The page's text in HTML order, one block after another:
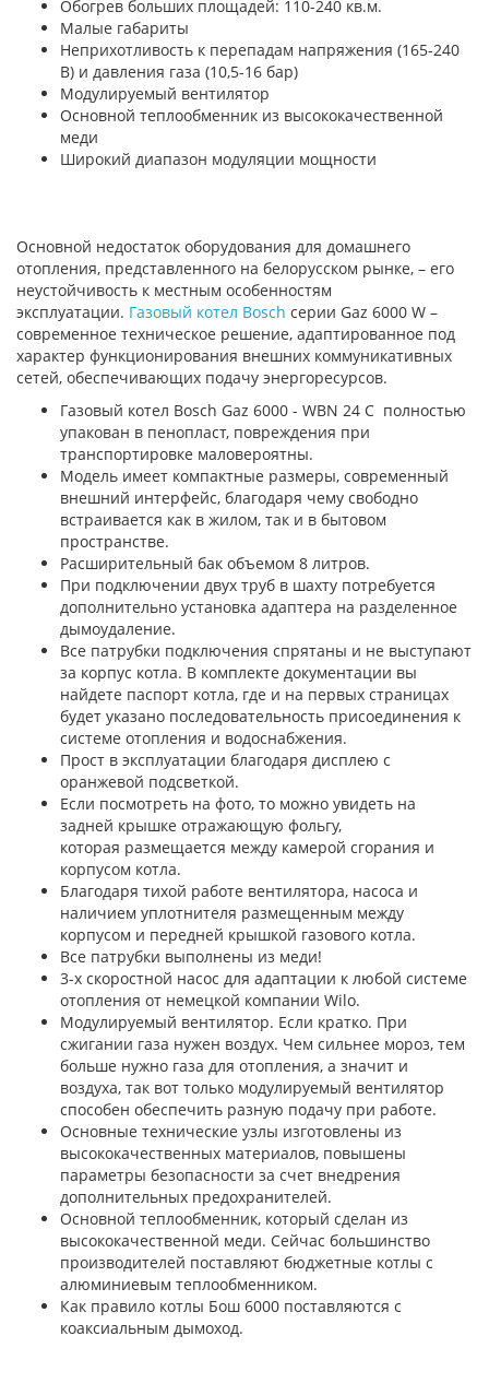
Обогрев больших площадей: 110-240 кв.м.
Малые габариты
Неприхотливость к перепадам напряжения (165-240
В) и давления газа (10,5-16 бар)
Модулируемый вентилятор
Основной теплообменник из высококачественной
меди
Широкий диапазон модуляции мощности
Основной недостаток оборудования для домашнего
отопления, представленного на белорусском рынке, – его
неустойчивость к местным особенностям
эксплуатации. Газовый котел Bosch серии Gaz 6000 W –
современное техническое решение, адаптированное под
характер функционирования внешних коммуникативных
сетей, обеспечивающих подачу энергоресурсов.
Газовый котел Bosch Gaz 6000 - WBN 24 C полностью
упакован в пенопласт, повреждения при
транспортировке маловероятны.
Модель имеет компактные размеры, современный
внешний интерфейс, благодаря чему свободно
встраивается как в жилом, так и в бытовом
пространстве.
Расширительный бак объемом 8 литров.
При подключении двух труб в шахту потребуется
дополнительно установка адаптера на разделенное
дымоудаление.
Все патрубки подключения спрятаны и не выступают
за корпус котла. В комплекте документации вы
найдете паспорт котла, где и на первых страницах
будет указано последовательность присоединения к
системе отопления и водоснабжения.
Прост в эксплуатации благодаря дисплею с
оранжевой подсветкой.
Если посмотреть на фото, то можно увидеть на
задней крышке отражающую фольгу,
которая размещается между камерой сгорания и
корпусом котла.
Благодаря тихой работе вентилятора, насоса и
наличием уплотнителя размещенным между
корпусом и передней крышкой газового котла.
Все патрубки выполнены из меди!
3-х скоростной насос для адаптации к любой системе
отопления от немецкой компании Wilo.
Модулируемый вентилятор. Если кратко. При
сжигании газа нужен воздух. Чем сильнее мороз, тем
больше нужно газа для отопления, а значит и
воздуха, так вот только модулируемый вентилятор
способен обеспечить разную подачу при работе.
Основные технические узлы изготовлены из
высококачественных материалов, повышены
параметры безопасности за счет внедрения
дополнительных предохранителей.
Основной теплообменник, который сделан из
высококачественной меди. Сейчас большинство
производителей поставляют бюджетные котлы с
алюминиевым теплообменником.
Как правило котлы Бош 6000 поставляются с
коаксиальным дымоход.